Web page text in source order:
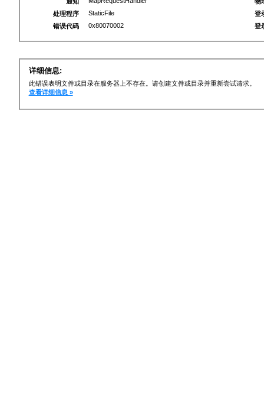
处理程序
StaticFile
错误代码
0x80070002
登
登
详细信息:
此错误表明文件或目录在服务器上不存在。请创建文件或目录并重新尝试请求。
查看详细信息 »